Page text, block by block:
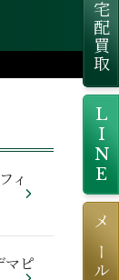
ィ
ピ
宅配買取
LINE
メール